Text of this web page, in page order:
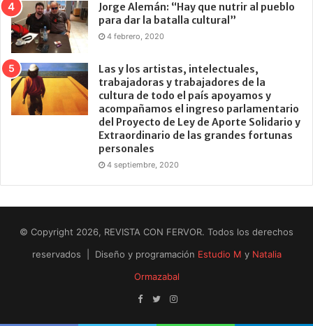
Jorge Alemán: “Hay que nutrir al pueblo
para dar la batalla cultural”
4 febrero, 2020
Las y los artistas, intelectuales,
trabajadoras y trabajadores de la
cultura de todo el país apoyamos y
acompañamos el ingreso parlamentario
del Proyecto de Ley de Aporte Solidario y
Extraordinario de las grandes fortunas
personales
4 septiembre, 2020
© Copyright 2026, REVISTA CON FERVOR. Todos los derechos
reservados | Diseño y programación Estudio M y Natalia
Ormazabal